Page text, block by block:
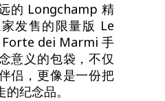
的 Longchamp 精
发售的限量版 Le
dei Marmi 手
意义的包袋，不仅
侣，更像是一份把
纪念品。